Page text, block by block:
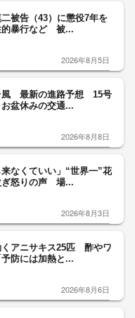
被告（43）に懲役7年を
暴行など 被...
2026年8月5日
風 最新の進路予想 15号
盆休みの交通...
2026年8月8日
来なくていい」“世界一”花
ぎ怒りの声 場...
2026年8月3日
くアニサキス25匹 酢やワ
防には加熱と...
2026年8月6日